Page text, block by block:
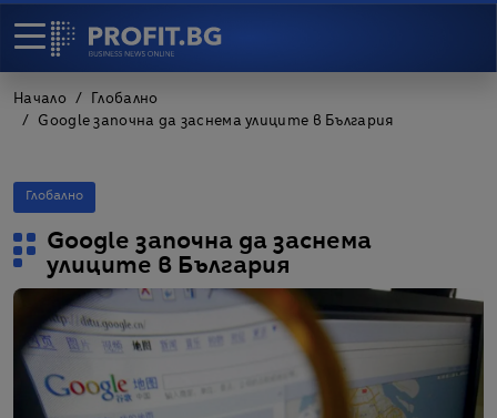
Начало
Глобално
Google започна да заснема улиците в България
Глобално
Google започна да заснема
улиците в България